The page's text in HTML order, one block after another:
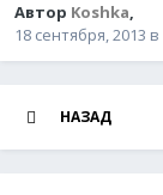
Автор Koshka,
18 сентября, 2013 в
НАЗАД